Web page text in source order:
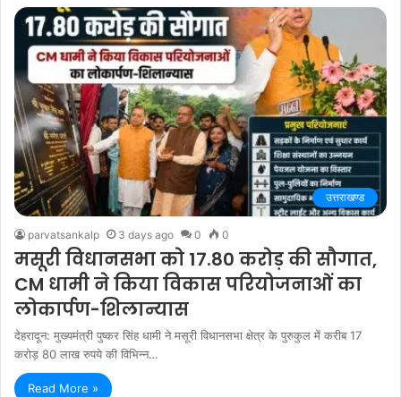
उत्तराखण्ड
parvatsankalp 3 days ago 0 0
मसूरी विधानसभा को 17.80 करोड़ की सौगात,
CM धामी ने किया विकास परियोजनाओं का
लोकार्पण-शिलान्यास
देहरादून: मुख्यमंत्री पुष्कर सिंह धामी ने मसूरी विधानसभा क्षेत्र के पुरुकुल में करीब 17
करोड़ 80 लाख रुपये की विभिन्न…
Read More »